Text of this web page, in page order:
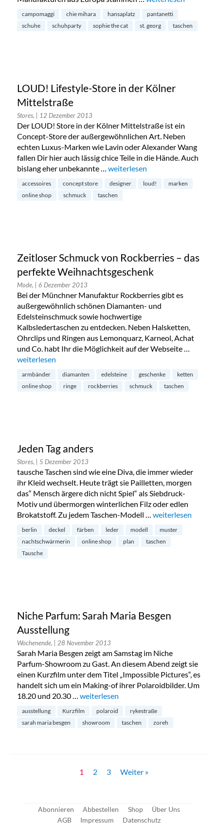
campomaggi chie mihara hansaplatz
pantanetti
schuhe
schuhparty sophie the cat st. georg taschen
LOUD! Lifestyle-Store in der Kölner
Mittelstraße
Stores, | 12 Dezember 2013
Der LOUD! Store in der Kölner Mittelstraße ist ein
Concept-Store der außergewöhnlichen Art. Neben
echten Luxus-Marken wie Lavin oder Alexander Wang
fallen Dir hier auch lässig chice Teile in die Hände. Auch
bislang eher unbekannte … „LOUD! Lifestyle-Store in der
weiterlesen
accessoires concept store designer loud!
marken
online shop
schmuck taschen
Zeitloser Schmuck von Rockberries – das
perfekte Weihnachtsgeschenk
Mode, | 6 Dezember 2013
Bei der Münchner Manufaktur Rockberries gibt es
außergewöhnlich schönen Diamanten- und
Edelsteinschmuck sowie hochwertige
Kalbsledertaschen zu entdecken. Neben Halsketten,
Ohrclips und Ringen aus Lemonquarz, Karneol, Achat
und Co. habt Ihr die Möglichkeit auf der Webseite …
„Zeitloser Schmuck von Rockberries – das perfekte
weiterlesen
armbänder diamanten edelsteine geschenke
ketten
online shop
ringe rockberries schmuck taschen
Jeden Tag anders
Stores, | 5 Dezember 2013
tausche Taschen sind wie eine Diva, die immer wieder
ihr Kleid wechselt. Heute trägt sie Pailletten, morgen
das“ Mensch ärgere dich nicht Spiel“ als Siebdruck-
Motiv und übermorgen winterlichen Filz oder edlen
Brokatstoff. Zu jedem Taschen-Modell … „Jeden Tag anders“
weiterlesen
berlin deckel färben leder modell
muster
nachtschwärmerin
online shop plan
taschen
Tausche
Niche Parfum: Sarah Maria Besgen
Ausstellung
Wochenende, | 28 November 2013
Sarah Maria Besgen zeigt am Samstag im Niche
Parfum-Showroom zu Gast. An diesem Abend zeigt sie
einen Kurzfilm unter dem Titel „Impossible Pictures“, es
handelt sich um ein Making-of ihrer Polaroidbilder. Um
18.20 und 20.30 … „Niche Parfum: Sarah Maria Besgen
weiterlesen
ausstellung Kurzfilm polaroid
rykestraße
sarah maria besgen
showroom taschen zoreh
1 2 3 Weiter »
Abonnieren Abbestellen Shop
Über Uns
AGB
Impressum Datenschutz